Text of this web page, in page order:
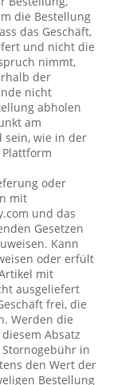
die Bestellung
das Geschäft,
und nicht die
nimmt,
der
nicht
abholen
am
sein, wie in der
Plattform
oder
mit
und das
Gesetzen
Kann
oder erfült
mit
ausgeliefert
frei, die
Werden die
Absatz
in
den Wert der
Bestellung